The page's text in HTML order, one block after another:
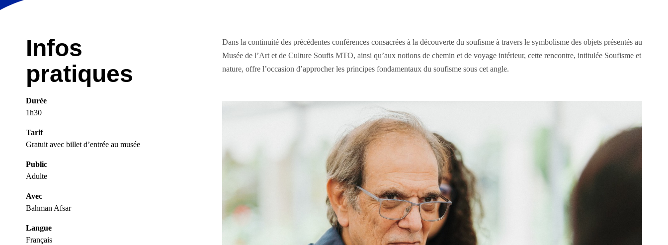
Infos
pratiques
Durée
1h30
Tarif
Gratuit avec billet d’entrée au musée
Public
Adulte
Avec
Bahman Afsar
Langue
Français
Dans la continuité des précédentes conférences consacrées à la découverte du soufisme à travers le symbolisme des objets présentés au
Musée de l’Art et de Culture Soufis MTO, ainsi qu’aux notions de chemin et de voyage intérieur, cette rencontre, intitulée Soufisme et
nature, offre l’occasion d’approcher les principes fondamentaux du soufisme sous cet angle.